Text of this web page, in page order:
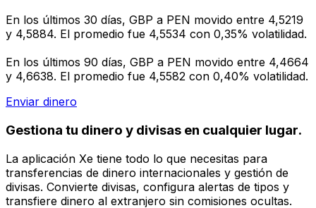
En los últimos 30 días, GBP a PEN movido entre 4,5219
y 4,5884. El promedio fue 4,5534 con 0,35% volatilidad.
En los últimos 90 días, GBP a PEN movido entre 4,4664
y 4,6638. El promedio fue 4,5582 con 0,40% volatilidad.
Enviar dinero
Gestiona tu dinero y divisas en cualquier lugar.
La aplicación Xe tiene todo lo que necesitas para
transferencias de dinero internacionales y gestión de
divisas. Convierte divisas, configura alertas de tipos y
transfiere dinero al extranjero sin comisiones ocultas.